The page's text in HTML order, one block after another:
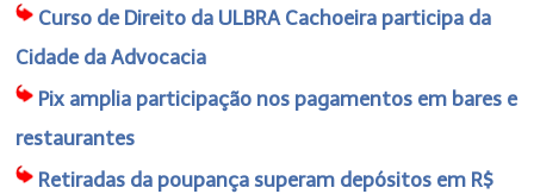
Curso de Direito da ULBRA Cachoeira participa da
Cidade da Advocacia
Pix amplia participação nos pagamentos em bares e
restaurantes
Retiradas da poupança superam depósitos em R$